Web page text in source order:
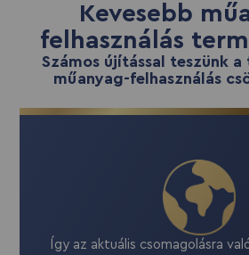
Kevesebb
felhasználás
Számos újítással teszünk
műanyag-felhasználás
Így az aktuális csomagolásra